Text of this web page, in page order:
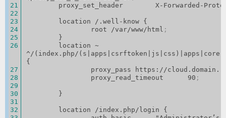
proxy_set_header        X-Forwarded-
        location /.well-know {
                root /var/www/html
;
        }
^/(index.php/
{
proxy_pass https://
                proxy_read_timeout      90
;
        }
        location /index.php/login {